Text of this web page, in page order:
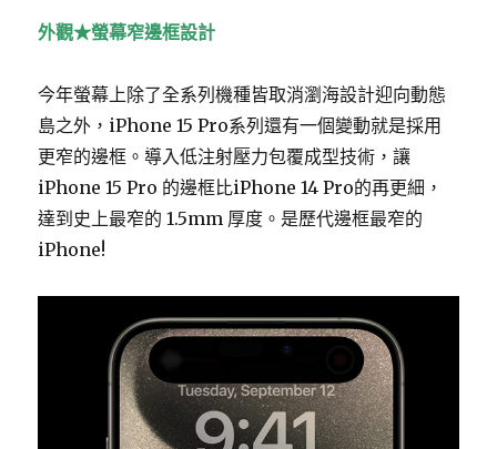
外觀★螢幕窄邊框設計
今年螢幕上除了全系列機種皆取消瀏海設計迎向動態
島之外，iPhone 15 Pro系列還有一個變動就是採用
更窄的邊框。導入低注射壓力包覆成型技術，讓
iPhone 15 Pro 的邊框比iPhone 14 Pro的再更細，
達到史上最窄的 1.5mm 厚度。是歷代邊框最窄的
iPhone!